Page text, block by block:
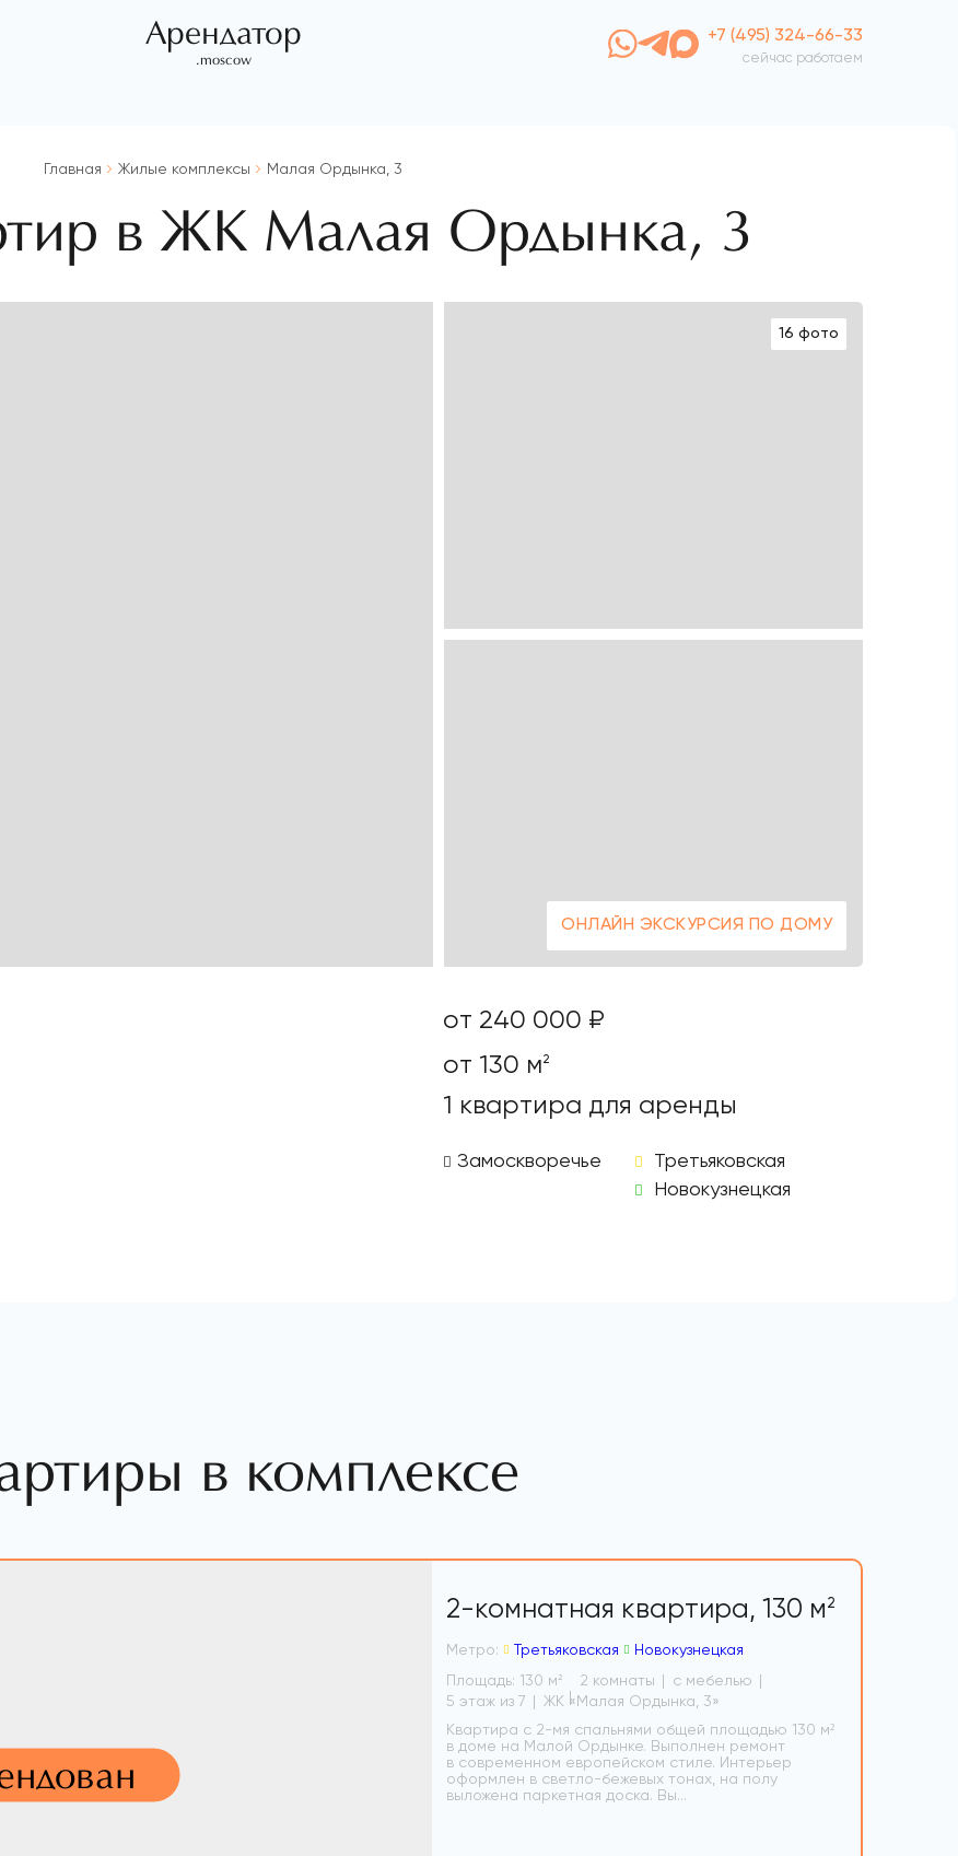
Арендатор
.moscow
+7 (495) 324-66-33
сейчас работаем
Главная Жилые комплексы Малая Ордынка, 3
в ЖК Малая Ордынка, 3
16 фото
ОНЛАЙН ЭКСКУРСИЯ ПО ДОМУ
от 240 000 ₽
от 130 м2
1 квартира для аренды
Замоскворечье
Третьяковская
Новокузнецкая
в комплексе
2-комнатная квартира, 130 м 2
Метро: Третьяковская
Новокузнецкая
Площадь: 130 м 2 2 комнаты
с мебелью
5 этаж из 7
ЖК «Малая Ордынка, 3»
Квартира с 2-мя спальнями общей площадью 130 м²
в доме на Малой Ордынке. Выполнен ремонт
в современном европейском стиле. Интерьер
оформлен в светло-бежевых тонах, на полу
выложена паркетная доска. Вы...